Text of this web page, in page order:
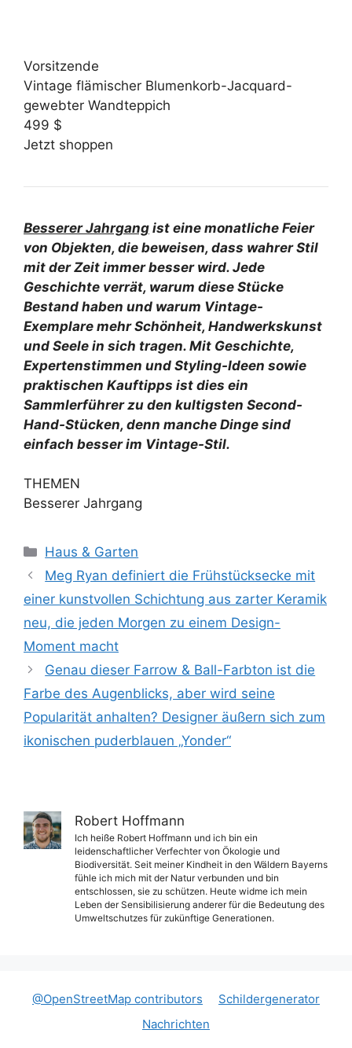
Vorsitzende
Vintage flämischer Blumenkorb-Jacquard-
gewebter Wandteppich
499 $
Jetzt shoppen
Besserer Jahrgang ist eine monatliche Feier
von Objekten, die beweisen, dass wahrer Stil
mit der Zeit immer besser wird. Jede
Geschichte verrät, warum diese Stücke
Bestand haben und warum Vintage-
Exemplare mehr Schönheit, Handwerkskunst
und Seele in sich tragen. Mit Geschichte,
Expertenstimmen und Styling-Ideen sowie
praktischen Kauftipps ist dies ein
Sammlerführer zu den kultigsten Second-
Hand-Stücken, denn manche Dinge sind
einfach besser im Vintage-Stil.
THEMEN
Besserer Jahrgang
Kategorien
Haus & Garten
Meg Ryan definiert die Frühstücksecke mit
einer kunstvollen Schichtung aus zarter Keramik
neu, die jeden Morgen zu einem Design-
Moment macht
Genau dieser Farrow & Ball-Farbton ist die
Farbe des Augenblicks, aber wird seine
Popularität anhalten? Designer äußern sich zum
ikonischen puderblauen „Yonder“
Robert Hoffmann
Ich heiße Robert Hoffmann und ich bin ein
leidenschaftlicher Verfechter von Ökologie und
Biodiversität. Seit meiner Kindheit in den Wäldern Bayerns
fühle ich mich mit der Natur verbunden und bin
entschlossen, sie zu schützen. Heute widme ich mein
Leben der Sensibilisierung anderer für die Bedeutung des
Umweltschutzes für zukünftige Generationen.
@OpenStreetMap contributors
Schildergenerator
Nachrichten